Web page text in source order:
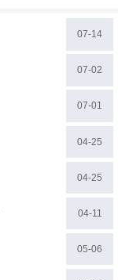
07-14
07-02
07-01
04-25
04-25
04-11
05-06